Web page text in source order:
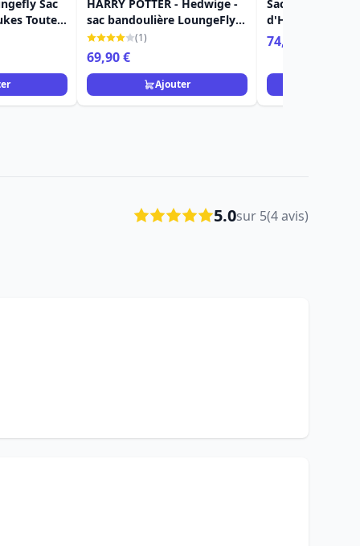
Sac
Toutes
HARRY POTTER - Hedwige -
sac bandoulière LoungeFly
« Exclusif »
(1)
69,90 €
Ajouter
Sac à
d'Hermione -
Harry Potter
74,90 €
5.0sur 5(4 avis)